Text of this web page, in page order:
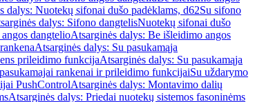
dalys: Nuotekų sifonai dušo padėklams, d62Su sifono
dalys: Sifono dangtelisNuotekų sifonai dušo
dangtelioAtsarginės dalys: Be išleidimo angos
Atsarginės dalys: Su pasukamąja
prileidimo funkcijaAtsarginės dalys: Su pasukamąja
rankenai ir prileidimo funkcijaiSu uždarymo
PushControlAtsarginės dalys: Montavimo dalių
Atsarginės dalys: Priedai nuotekų sistemos fasoninėms